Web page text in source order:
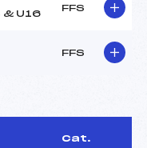
& U16
FFS
FFS
Cat.